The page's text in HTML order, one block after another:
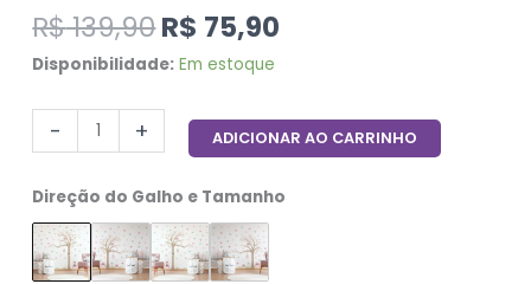
R$139,90R$ 75,90
Disponibilidade: Em estoque
- + ADICIONAR AO CARRINHO
Direção do Galho e Tamanho